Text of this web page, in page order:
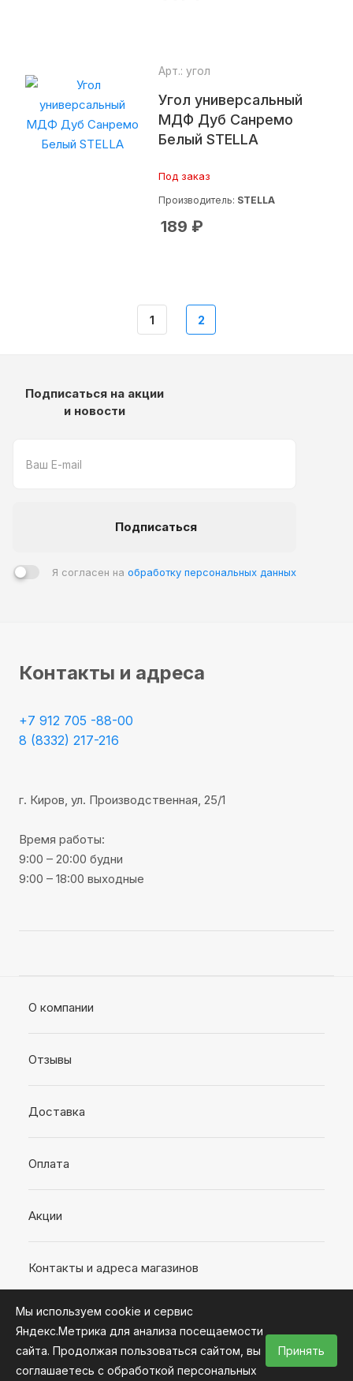
Угол универсальный
МДФ Дуб Санремо
Белый STELLA
Арт.: угол
Под заказ
Производитель: STELLA
189 ₽
1 2
Подписаться на акции
и новости
Подписаться
Я согласен на обработку персональных данных
Контакты и адреса
+7 912 705 -88-00
8 (8332) 217-216
г. Киров, ул. Производственная, 25/1
Время работы:
9:00 – 20:00 будни
9:00 – 18:00 выходные
О компании
Отзывы
Доставка
Оплата
Акции
Контакты и адреса магазинов
2026 © Интернет-магазин «Время ремонта»
Мы используем cookie и сервис
Яндекс.Метрика для анализа посещаемости
сайта. Продолжая пользоваться сайтом, вы
соглашаетесь с обработкой персональных
Принять